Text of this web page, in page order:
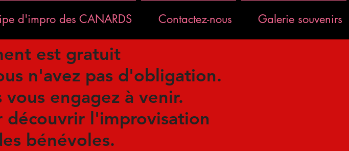
d'impro des CANARDS Contactez-nous Galerie souvenirs
est gratuit
n'avez pas d'obligation.
engagez à venir.
l'improvisation
bénévoles.